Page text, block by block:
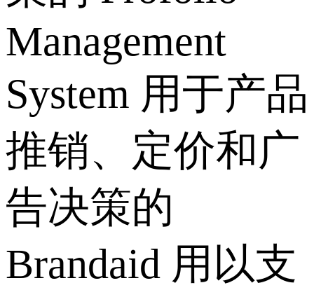
Management
System 用于产品
推销、定价和广
告决策的
Brandaid 用以支